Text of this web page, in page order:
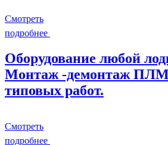
Смотреть
подробнее
Оборудование любой
Монтаж -демонтаж
типовых работ.
Смотреть
подробнее